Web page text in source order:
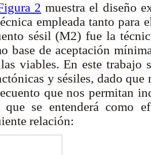
2 muestra el diseño
empleada tanto para
sésil (M2) fue la
base de aceptación
viables. En este trabajo
y sésiles, dado que
que nos permitan
que se entenderá como
relación: